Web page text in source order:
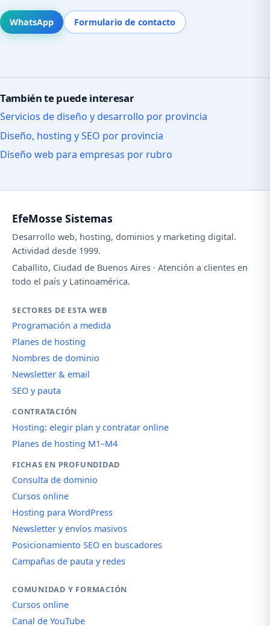
WhatsApp Formulario de contacto
También te puede interesar
Servicios de diseño y desarrollo por provincia
Diseño, hosting y SEO por provincia
Diseño web para empresas por rubro
EfeMosse Sistemas
Desarrollo web, hosting, dominios y marketing digital.
Actividad desde 1999.
Caballito, Ciudad de Buenos Aires · Atención a clientes en
todo el país y Latinoamérica.
SECTORES DE ESTA WEB
Programación a medida
Planes de hosting
Nombres de dominio
Newsletter & email
SEO y pauta
CONTRATACIÓN
Hosting: elegir plan y contratar online
Planes de hosting M1–M4
FICHAS EN PROFUNDIDAD
Consulta de dominio
Cursos online
Hosting para WordPress
Newsletter y envíos masivos
Posicionamiento SEO en buscadores
Campañas de pauta y redes
COMUNIDAD Y FORMACIÓN
Cursos online
Canal de YouTube